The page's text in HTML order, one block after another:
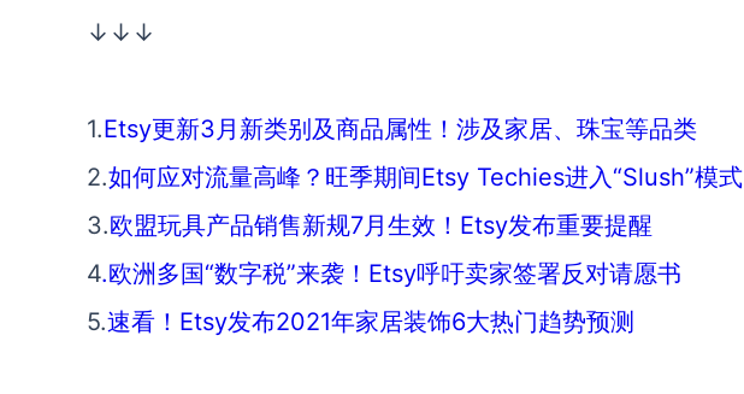
↓↓↓
1.Etsy更新3月新类别及商品属性！涉及家居、珠宝等品类
2.如何应对流量高峰？旺季期间Etsy Techies进入“Slush”模式
3.欧盟玩具产品销售新规7月生效！Etsy发布重要提醒
4.欧洲多国“数字税”来袭！Etsy呼吁卖家签署反对请愿书
5.速看！Etsy发布2021年家居装饰6大热门趋势预测